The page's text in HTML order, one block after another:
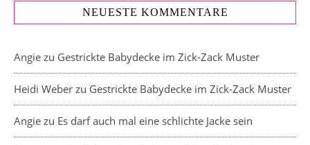
NEUESTE KOMMENTARE
Angie zu Gestrickte Babydecke im Zick-Zack Muster
Heidi Weber zu Gestrickte Babydecke im Zick-Zack Muster
Angie zu Es darf auch mal eine schlichte Jacke sein